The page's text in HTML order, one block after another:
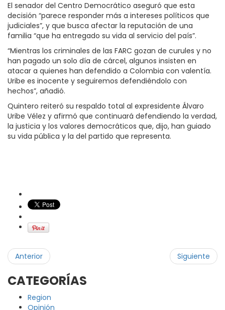
El senador del Centro Democrático aseguró que esta
decisión “parece responder más a intereses políticos que
judiciales”, y que busca afectar la reputación de una
familia “que ha entregado su vida al servicio del país”.
“Mientras los criminales de las FARC gozan de curules y no
han pagado un solo día de cárcel, algunos insisten en
atacar a quienes han defendido a Colombia con valentía.
Uribe es inocente y seguiremos defendiéndolo con
hechos”, añadió.
Quintero reiteró su respaldo total al expresidente Álvaro
Uribe Vélez y afirmó que continuará defendiendo la verdad,
la justicia y los valores democráticos que, dijo, han guiado
su vida pública y la del partido que representa.
Anterior Siguiente
CATEGORÍAS
Region
Opinión